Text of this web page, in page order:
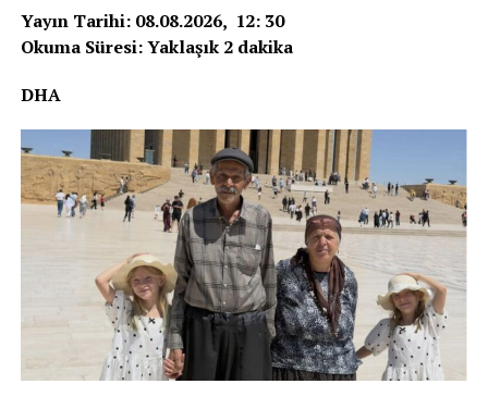
Yayın Tarihi: 08.08.2026, 12: 30
Okuma Süresi: Yaklaşık 2 dakika
DHA